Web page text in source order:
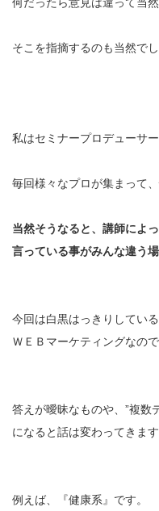
そこを指摘するのも当然でし
私はセミナープロデューサー
毎回様々なプロが集まって
当然そうなると、講師によ
言っている事がみんな違う場
今回は白黒はっきりしている
ＷＥＢマーケティングなの
答えが曖昧なものや、”複数
になると話は変わってきます
例えば、『健康系』です。